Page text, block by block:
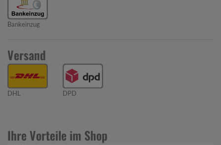
Bankeinzug
Versand
DHL DPD
Ihre Vorteile im Shop